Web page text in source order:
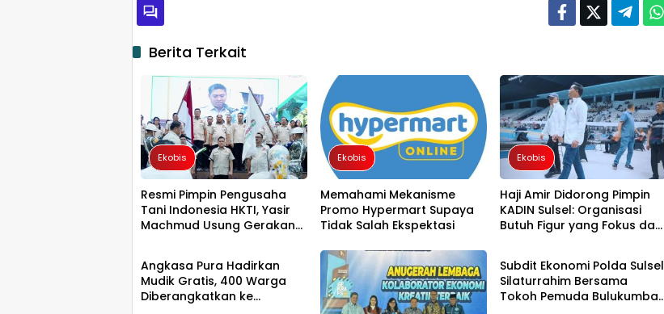
Berita Terkait
Ekobis
Resmi Pimpin Pengusaha
Tani Indonesia HKTI, Yasir
Machmud Usung Gerakan
Ekobis
Memahami Mekanisme
Promo Hypermart Supaya
Tidak Salah Ekspektasi
Ekobis
Haji Amir Didorong Pimpin
KADIN Sulsel: Organisasi
Butuh Figur yang Fokus dan
Ekobis
Angkasa Pura Hadirkan
Mudik Gratis, 400 Warga
Diberangkatkan ke
Ekobis
Subdit Ekonomi Polda Sulsel
Silaturrahim Bersama
Tokoh Pemuda Bulukumba